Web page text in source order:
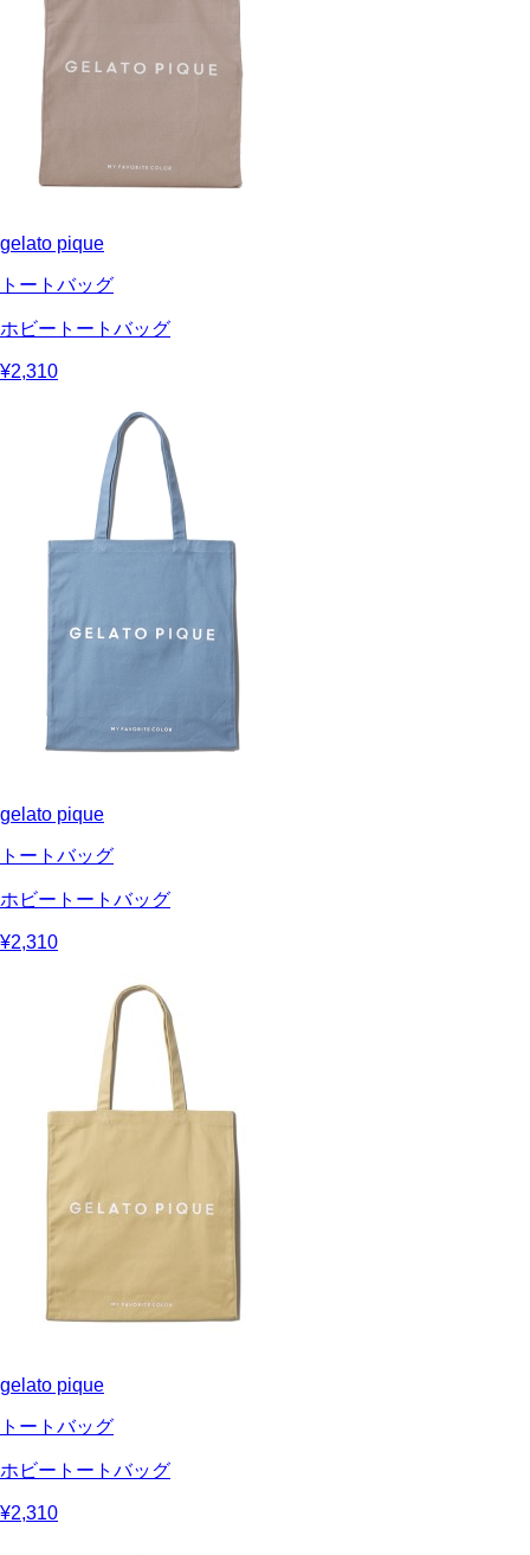
gelato pique
トートバッグ
ホビートートバッグ
¥2,310
gelato pique
トートバッグ
ホビートートバッグ
¥2,310
gelato pique
トートバッグ
ホビートートバッグ
¥2,310